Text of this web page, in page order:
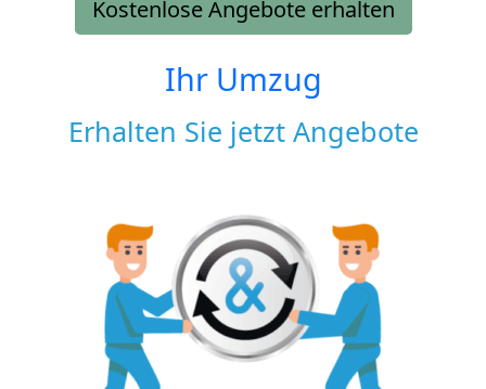
Kostenlose Angebote erhalten
Ihr Umzug
Erhalten Sie jetzt Angebote